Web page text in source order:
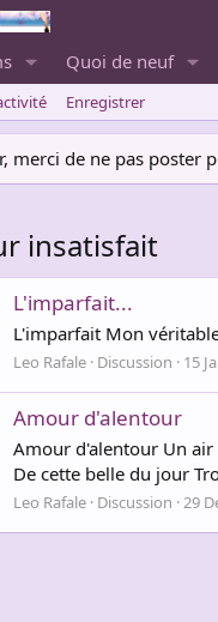
Quoi de neuf
Enregistrer
merci de ne pas poster
insatisfait
L'imparfait...
L'imparfait Mon
Leo Rafale Discussion 15
Amour d'alentour
Amour d'alentour Un
De cette belle du jour
Leo Rafale Discussion 29